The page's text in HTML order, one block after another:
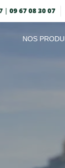
| 09 67 08 30 07
NOS